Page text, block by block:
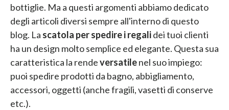
bottiglie. Ma a questi argomenti abbiamo dedicato
degli articoli diversi sempre all'interno di questo
blog. La scatola per spedire i regalidei tuoi clienti
ha un design molto semplice ed elegante. Questa sua
caratteristica la rendeversatilenel suo impiego:
puoi spedire prodotti da bagno, abbigliamento,
accessori, oggetti (anche fragili, vasetti di conserve
etc.).